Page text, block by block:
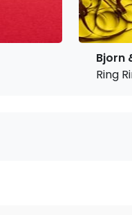
Bjorn
Ring